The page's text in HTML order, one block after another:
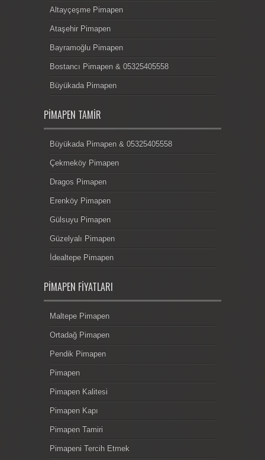
Altayçeşme Pimapen
Ataşehir Pimapen
Bayramoğlu Pimapen
Bostancı Pimapen & 05325405558
Büyükada Pimapen
PIMAPEN TAMIR
Büyükada Pimapen & 05325405558
Çekmeköy Pimapen
Dragos Pimapen
Erenköy Pimapen
Gülsuyu Pimapen
Güzelyalı Pimapen
İdealtepe Pimapen
PIMAPEN FIYATLARI
Maltepe Pimapen
Ortadağ Pimapen
Pendik Pimapen
Pimapen
Pimapen Kalitesi
Pimapen Kapı
Pimapen Tamiri
Pimapeni Tercih Etmek